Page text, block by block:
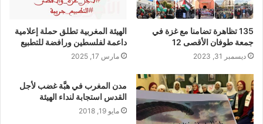
135 تظاهرة تضامنا مع غزة في
جمعة طوفان الأقصى 12
ديسمبر 31, 2023
الهيئة المغربية تطلق حملة إعلامية
داعمة لفلسطين ورافضة للتطبيع
مارس 17, 2025
مدن المغرب في هبَّة غضب لأجل
القدس استجابة لنداء الهيئة
مايو 19, 2018